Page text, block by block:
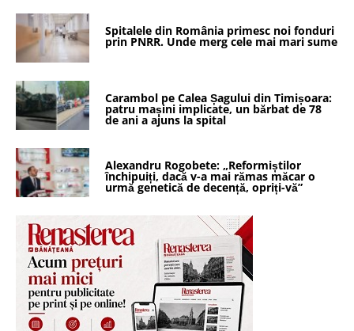
Spitalele din România primesc noi fonduri
prin PNRR. Unde merg cele mai mari sume
Carambol pe Calea Șagului din Timișoara:
patru mașini implicate, un bărbat de 78
de ani a ajuns la spital
Alexandru Rogobete: „Reformiștilor
închipuiți, dacă v-a mai rămas măcar o
urmă genetică de decență, opriți-vă”